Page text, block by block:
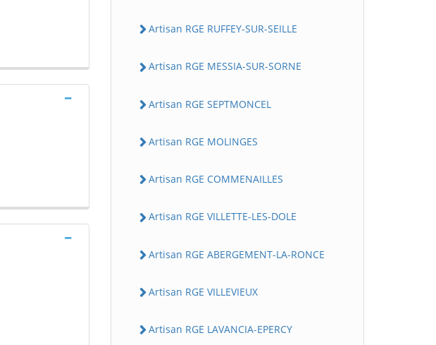
Artisan RGE RUFFEY-SUR-SEILLE
Artisan RGE MESSIA-SUR-SORNE
Artisan RGE SEPTMONCEL
Artisan RGE MOLINGES
Artisan RGE COMMENAILLES
Artisan RGE VILLETTE-LES-DOLE
Artisan RGE ABERGEMENT-LA-RONCE
Artisan RGE VILLEVIEUX
Artisan RGE LAVANCIA-EPERCY